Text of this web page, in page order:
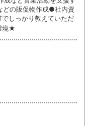
の販促物作成●社内資
しっかり教えていただ
境★